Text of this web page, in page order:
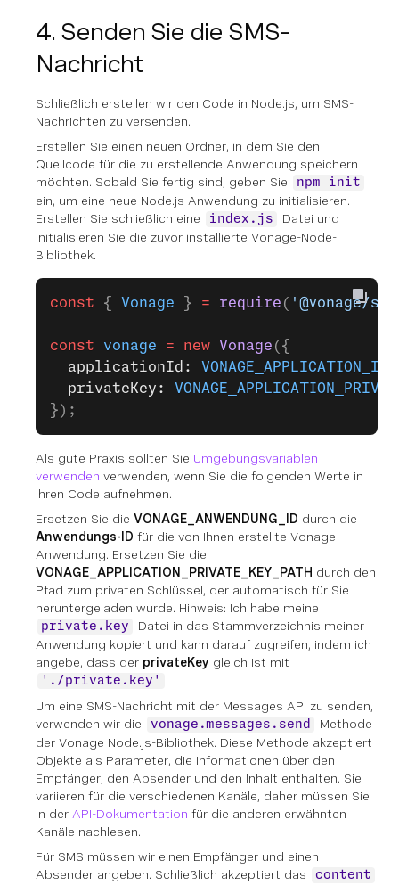
4. Senden Sie die SMS-
Nachricht
Schließlich erstellen wir den Code in Node.js, um SMS-
Nachrichten zu versenden.
Erstellen Sie einen neuen Ordner, in dem Sie den
Quellcode für die zu erstellende Anwendung speichern
möchten. Sobald Sie fertig sind, geben Sie
npm init
ein, um eine neue Node.js-Anwendung zu initialisieren.
Erstellen Sie schließlich eine
index.js
Datei und
initialisieren Sie die zuvor installierte Vonage-Node-
Bibliothek.
const { Vonage } = require ( '@vonage/
const vonage = new Vonage ({
  applicationId:
VONAGE_APPLICATION_ID
  privateKey:
});
Als gute Praxis sollten Sie Umgebungsvariablen
verwenden verwenden, wenn Sie die folgenden Werte in
Ihren Code aufnehmen.
Ersetzen Sie die VONAGE_ANWENDUNG_ID durch die
Anwendungs-ID für die von Ihnen erstellte Vonage-
Anwendung. Ersetzen Sie die
VONAGE_APPLICATION_PRIVATE_KEY_PATH durch den
Pfad zum privaten Schlüssel, der automatisch für Sie
heruntergeladen wurde. Hinweis: Ich habe meine
private.key
Datei in das Stammverzeichnis meiner
Anwendung kopiert und kann darauf zugreifen, indem ich
angebe, dass der privateKey gleich ist mit
'./private.key'
Um eine SMS-Nachricht mit der Messages API zu senden,
verwenden wir die
vonage.messages.send
Methode
der Vonage Node.js-Bibliothek. Diese Methode akzeptiert
Objekte als Parameter, die Informationen über den
Empfänger, den Absender und den Inhalt enthalten. Sie
variieren für die verschiedenen Kanäle, daher müssen Sie
in der API-Dokumentation für die anderen erwähnten
Kanäle nachlesen.
Für SMS müssen wir einen Empfänger und einen
Absender angeben. Schließlich akzeptiert das
content